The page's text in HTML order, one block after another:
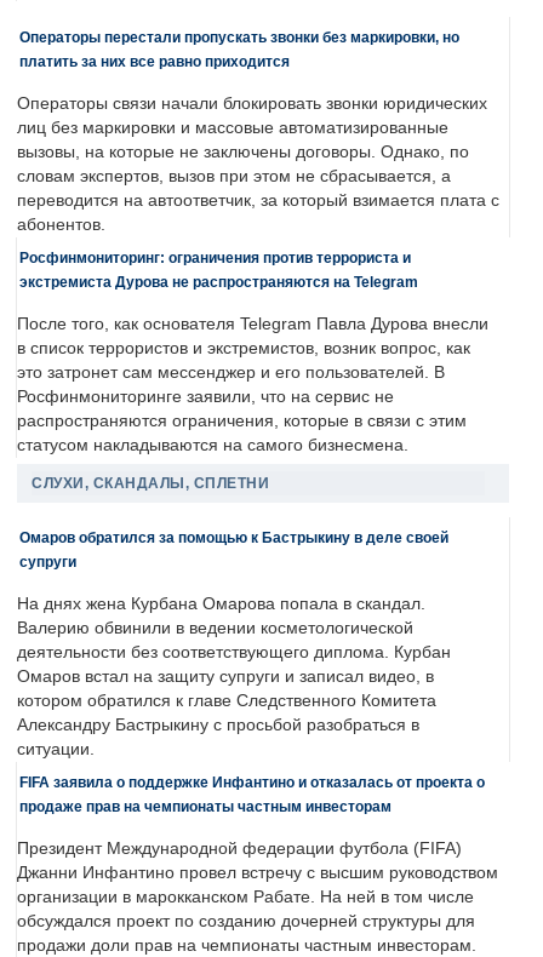
Операторы перестали пропускать звонки без маркировки, но
платить за них все равно приходится
Операторы связи начали блокировать звонки юридических
лиц без маркировки и массовые автоматизированные
вызовы, на которые не заключены договоры. Однако, по
словам экспертов, вызов при этом не сбрасывается, а
переводится на автоответчик, за который взимается плата с
абонентов.
Росфинмониторинг: ограничения против террориста и
экстремиста Дурова не распространяются на Telegram
После того, как основателя Telegram Павла Дурова внесли
в список террористов и экстремистов, возник вопрос, как
это затронет сам мессенджер и его пользователей. В
Росфинмониторинге заявили, что на сервис не
распространяются ограничения, которые в связи с этим
статусом накладываются на самого бизнесмена.
СЛУХИ, СКАНДАЛЫ, СПЛЕТНИ
Омаров обратился за помощью к Бастрыкину в деле своей
супруги
На днях жена Курбана Омарова попала в скандал.
Валерию обвинили в ведении косметологической
деятельности без соответствующего диплома. Курбан
Омаров встал на защиту супруги и записал видео, в
котором обратился к главе Следственного Комитета
Александру Бастрыкину с просьбой разобраться в
ситуации.
FIFA заявила о поддержке Инфантино и отказалась от проекта о
продаже прав на чемпионаты частным инвесторам
Президент Международной федерации футбола (FIFA)
Джанни Инфантино провел встречу с высшим руководством
организации в марокканском Рабате. На ней в том числе
обсуждался проект по созданию дочерней структуры для
продажи доли прав на чемпионаты частным инвесторам.